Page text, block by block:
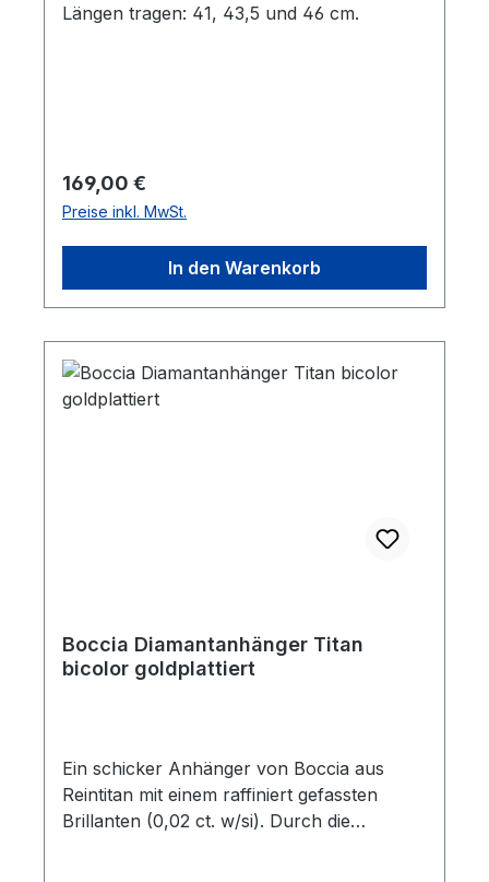
Längen tragen: 41, 43,5 und 46 cm.
Regulärer Preis:
169,00 €
Preise inkl. MwSt.
In den Warenkorb
Boccia Diamantanhänger Titan
bicolor goldplattiert
Ein schicker Anhänger von Boccia aus
Reintitan mit einem raffiniert gefassten
Brillanten (0,02 ct. w/si). Durch die